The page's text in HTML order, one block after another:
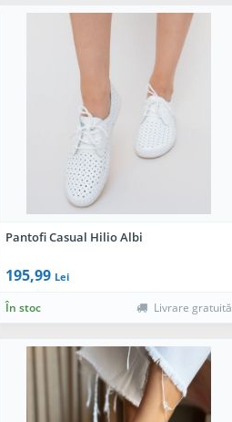
Pantofi Casual Hilio Albi
195,99 Lei
În stoc Livrare gratuită